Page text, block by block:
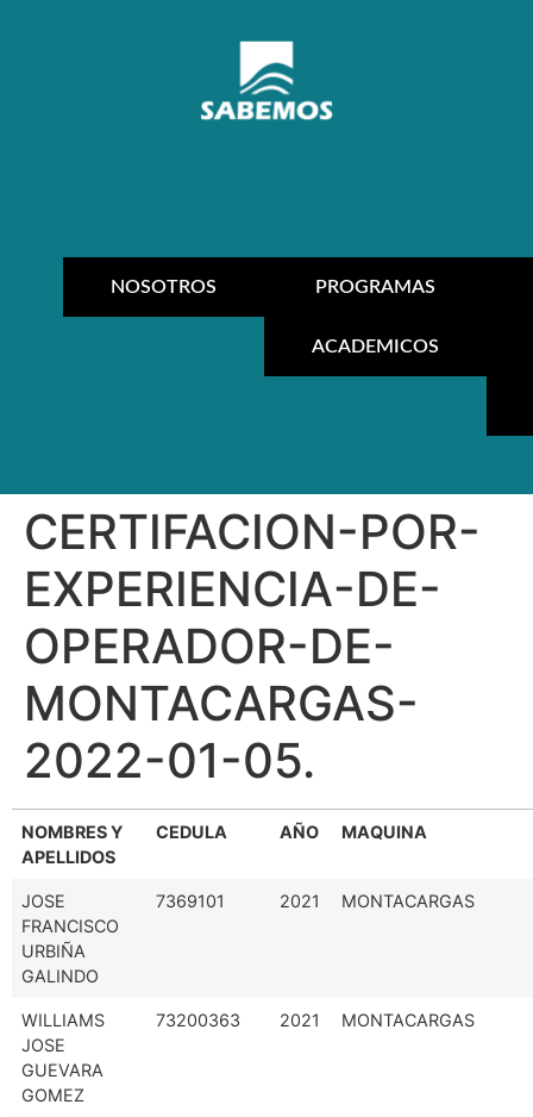
NOSOTROS PROGRAMAS
ACADEMICOS
CERTIFACION-POR-
EXPERIENCIA-DE-
OPERADOR-DE-
MONTACARGAS-
2022-01-05.
NOMBRES Y
APELLIDOS
CEDULA AÑO MAQUINA
JOSE
FRANCISCO
URBIÑA
GALINDO
7369101 2021 MONTACARGAS
WILLIAMS
JOSE
GUEVARA
GOMEZ
73200363 2021 MONTACARGAS